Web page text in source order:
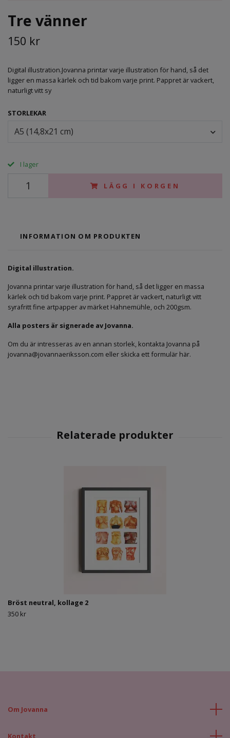
Tre vänner
150 kr
Digital illustration.Jovanna printar varje illustration för hand, så det
ligger en massa kärlek och tid bakom varje print. Pappret är vackert,
naturligt vitt sy
STORLEKAR
A5 (14,8x21 cm)
I lager
LÄGG I KORGEN
INFORMATION OM PRODUKTEN
Digital illustration.
Jovanna printar varje illustration för hand, så det ligger en massa
kärlek och tid bakom varje print. Pappret är vackert, naturligt vitt
syrafritt fine artpapper av märket Hahnemühle, och 200gsm.
Alla posters är signerade av Jovanna.
Om du är intresseras av en annan storlek, kontakta Jovanna på
jovanna@jovannaeriksson.com eller skicka ett formulär här.
Bröst neutral, kollage 2
350 kr
Om Jovanna